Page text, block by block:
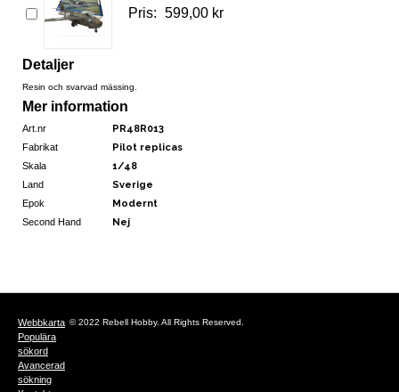
Pris: 599,00 kr
Detaljer
Resin och svarvad mässing.
Mer information
Art.nr PR48R013
Fabrikat Pilot replicas
Skala 1/48
Land Sverige
Epok Modernt
Second Hand Nej
Webbkarta
Populära
sökord
Avancerad
sökning
© 2022 Rebell Hobby. All Rights Reserved.